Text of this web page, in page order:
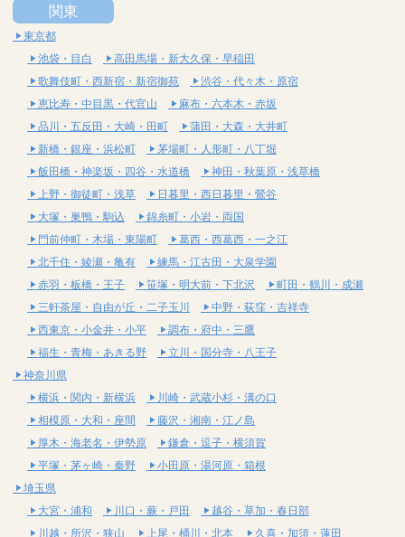
関東
東京都
池袋・目白
高田馬場・新大久保・早稲田
歌舞伎町・西新宿・新宿御苑
渋谷・代々木・原宿
恵比寿・中目黒・代官山
麻布・六本木・赤坂
品川・五反田・大崎・田町
蒲田・大森・大井町
新橋・銀座・浜松町
茅場町・人形町・八丁堀
飯田橋・神楽坂・四谷・水道橋
神田・秋葉原・浅草橋
上野・御徒町・浅草
日暮里・西日暮里・鶯谷
大塚・巣鴨・駒込
錦糸町・小岩・両国
門前仲町・木場・東陽町
葛西・西葛西・一之江
北千住・綾瀬・亀有
練馬・江古田・大泉学園
赤羽・板橋・王子
笹塚・明大前・下北沢
町田・鶴川・成瀬
三軒茶屋・自由が丘・二子玉川
中野・荻窪・吉祥寺
西東京・小金井・小平
調布・府中・三鷹
福生・青梅・あきる野
立川・国分寺・八王子
神奈川県
横浜・関内・新横浜
川崎・武蔵小杉・溝の口
相模原・大和・座間
藤沢・湘南・江ノ島
厚木・海老名・伊勢原
鎌倉・逗子・横須賀
平塚・茅ヶ崎・秦野
小田原・湯河原・箱根
埼玉県
大宮・浦和
川口・蕨・戸田
越谷・草加・春日部
川越・所沢・狭山
上尾・桶川・北本 久喜・加須・蓮田